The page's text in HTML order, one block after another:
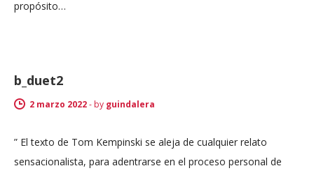
propósito…
b_duet2
2 marzo 2022- by guindalera
” El texto de Tom Kempinski se aleja de cualquier relato
sensacionalista, para adentrarse en el proceso personal de